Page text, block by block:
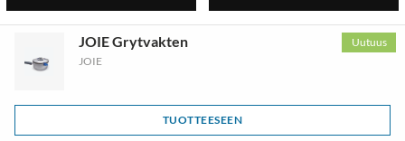
Uutuus
JOIE Grytvakten
JOIE
TUOTTEESEEN